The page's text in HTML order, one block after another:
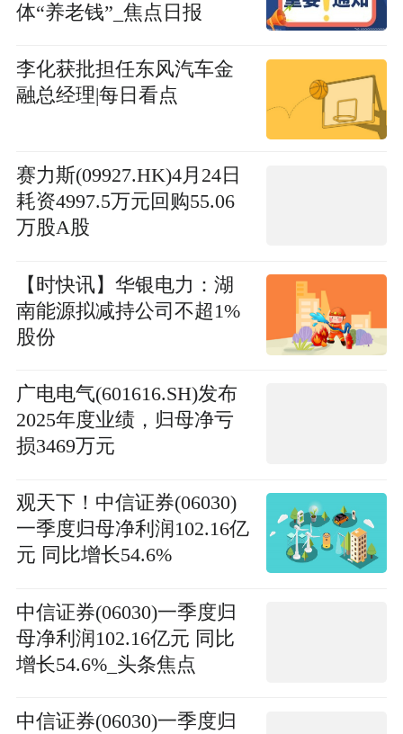
体“养老钱”_焦点日报
李化获批担任东风汽车金
融总经理|每日看点
赛力斯(09927.HK)4月24日
耗资4997.5万元回购55.06
万股A股
【时快讯】华银电力：湖
南能源拟减持公司不超1%
股份
广电电气(601616.SH)发布
2025年度业绩，归母净亏
损3469万元
观天下！中信证券(06030)
一季度归母净利润102.16亿
元 同比增长54.6%
中信证券(06030)一季度归
母净利润102.16亿元 同比
增长54.6%_头条焦点
中信证券(06030)一季度归